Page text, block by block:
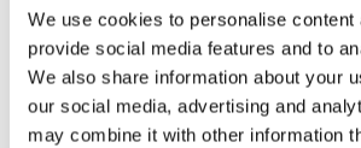
We use cookies to personalise content
provide social media features and to
We also share information about your
our social media, advertising and
may combine it with other information
Stjärninvesteraren
Alias